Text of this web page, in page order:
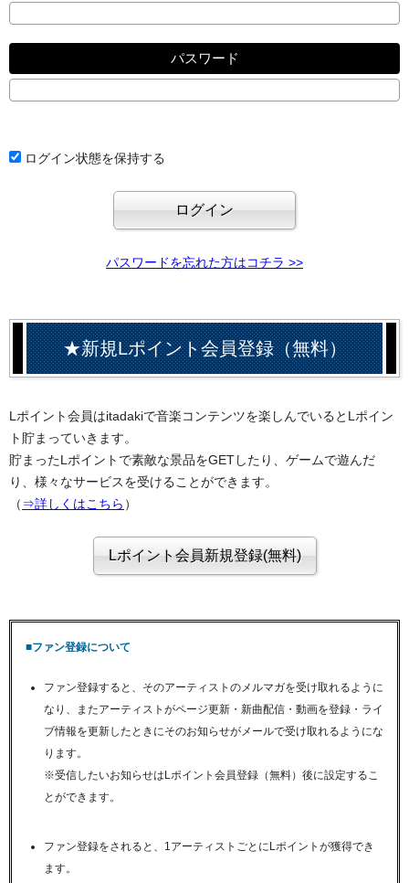
パスワード
ログイン状態を保持する
パスワードを忘れた方はコチラ >>
★新規Lポイント会員登録（無料）
Lポイント会員はitadakiで音楽コンテンツを楽しんでいるとLポイン
ト貯まっていきます。
貯まったLポイントで素敵な景品をGETしたり、ゲームで遊んだ
り、様々なサービスを受けることができます。
（ ⇒詳しくはこちら ）
■ファン登録について
ファン登録すると、そのアーティストのメルマガを受け取れるように
なり、またアーティストがページ更新・新曲配信・動画を登録・ライ
ブ情報を更新したときにそのお知らせがメールで受け取れるようにな
ります。
※受信したいお知らせはLポイント会員登録（無料）後に設定するこ
とができます。
ファン登録をされると、1アーティストごとにLポイントが獲得でき
ます。